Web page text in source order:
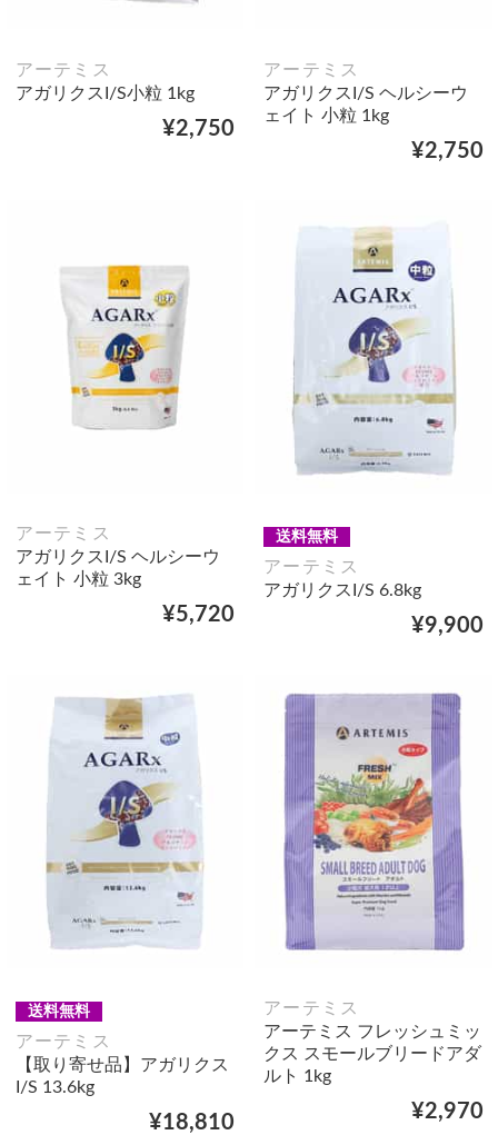
アーテミス
アガリクスI/S小粒 1kg
¥2,750
アーテミス
アガリクスI/S ヘルシーウ
ェイト 小粒 1kg
¥2,750
アーテミス
アガリクスI/S ヘルシーウ
ェイト 小粒 3kg
¥5,720
送料無料
アーテミス
アガリクスI/S 6.8kg
¥9,900
送料無料
アーテミス
【取り寄せ品】アガリクス
I/S 13.6kg
¥18,810
アーテミス
アーテミス フレッシュミッ
クス スモールブリードアダ
ルト 1kg
¥2,970